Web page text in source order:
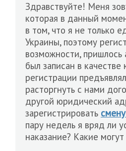
Здравствуйте! Меня
которая в данный
в том, что я не только
Украины, поэтому
возможности,
был записан в
регистрации
расторгнуть с нами
другой юридический
зарегистрировать
пару недель я вряд ли
наказание? Какие